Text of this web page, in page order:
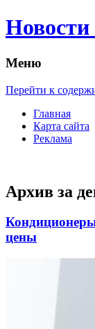
Новости
Меню
Перейти к
Главная
Карта сайта
Реклама
Архив за
цены